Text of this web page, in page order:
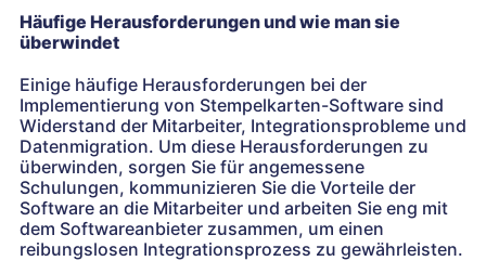
Häufige Herausforderungen und wie man sie
überwindet
Einige häufige Herausforderungen bei der
Implementierung von Stempelkarten-Software sind
Widerstand der Mitarbeiter, Integrationsprobleme und
Datenmigration. Um diese Herausforderungen zu
überwinden, sorgen Sie für angemessene
Schulungen, kommunizieren Sie die Vorteile der
Software an die Mitarbeiter und arbeiten Sie eng mit
dem Softwareanbieter zusammen, um einen
reibungslosen Integrationsprozess zu gewährleisten.